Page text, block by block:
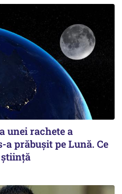
unei rachete a
a prăbușit pe Lună. Ce
știință